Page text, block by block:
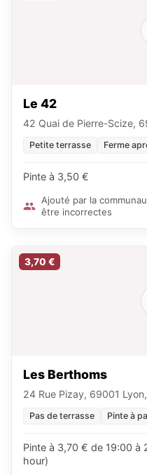
Le 42
42 Quai de Pierre-Scize,
Petite terrasse Ferme
Pinte à 3,50 €
Ajouté par la
être incorrectes
3,70 €
Les Berthoms
24 Rue Pizay, 69001
Pas de terrasse Pinte à
Pinte à 3,70 € de 19:00
hour)